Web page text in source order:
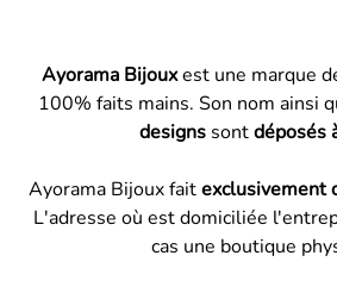
Ayorama Bijouxest une marque
100% faits mains. Son nom ainsi
designs sontdéposés
Ayorama Bijoux faitexclusivement
L'adresse où est domiciliée
cas une boutique